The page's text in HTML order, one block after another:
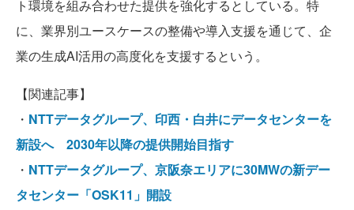
ト環境を組み合わせた提供を強化するとしている。特
に、業界別ユースケースの整備や導入支援を通じて、企
業の生成AI活用の高度化を支援するという。
【関連記事】
・ NTTデータグループ、印西・白井にデータセンターを
新設へ 2030年以降の提供開始目指す
・ NTTデータグループ、京阪奈エリアに30MWの新デー
タセンター「OSK11」開設